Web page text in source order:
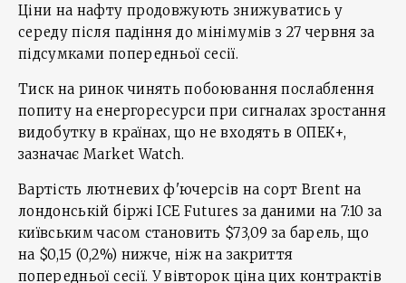
Ціни на нафту продовжують знижуватись у
середу після падіння до мінімумів з 27 червня за
підсумками попередньої сесії.
Тиск на ринок чинять побоювання послаблення
попиту на енергоресурси при сигналах зростання
видобутку в країнах, що не входять в ОПЕК+,
зазначає Market Watch.
Вартість лютневих ф'ючерсів на сорт Brent на
лондонській біржі ICE Futures за даними на 7:10 за
київським часом становить $73,09 за барель, що
на $0,15 (0,2%) нижче, ніж на закриття
попередньої сесії. У вівторок ціна цих контрактів